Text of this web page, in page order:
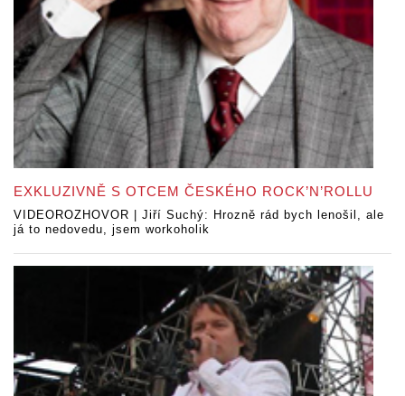
EXKLUZIVNĚ S OTCEM ČESKÉHO ROCK’N’ROLLU
VIDEOROZHOVOR | Jiří Suchý: Hrozně rád bych lenošil, ale
já to nedovedu, jsem workoholik